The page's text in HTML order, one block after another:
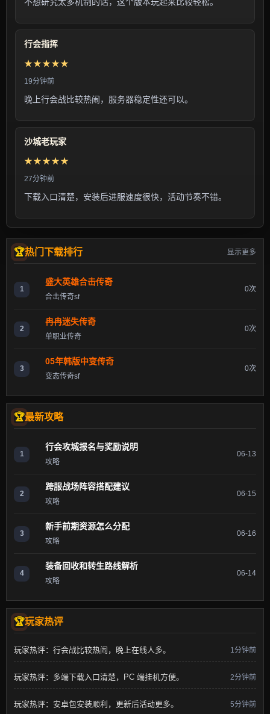
行会指挥
★★★★★
19分钟前
晚上行会战比较热闹，服务器稳定性还可以。
沙城老玩家
★★★★★
27分钟前
下载入口清楚，安装后进服速度很快，活动节奏不错。
热门下载排行 显示更多
1
盛大英雄合击传奇
合击传奇sf
0次
2
冉冉迷失传奇
单职业传奇
0次
3
05年韩版中变传奇
变态传奇sf
0次
最新攻略
1
行会攻城报名与奖励说明
攻略
06-13
2
跨服战场阵容搭配建议
攻略
06-15
3
新手前期资源怎么分配
攻略
06-16
4
装备回收和转生路线解析
攻略
06-14
玩家热评
玩家热评：行会战比较热闹，晚上在线人多。 1分钟前
玩家热评：多端下载入口清楚，PC 端挂机方便。 2分钟前
玩家热评：安卓包安装顺利，更新后活动更多。 5分钟前